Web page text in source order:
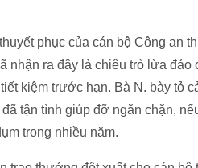
phục của cán bộ Công an
nhận ra đây là chiêu trò lừa
kiệm trước hạn. Bà N. bày tỏ
tận tình giúp đỡ ngăn chặn,
trong nhiều năm.